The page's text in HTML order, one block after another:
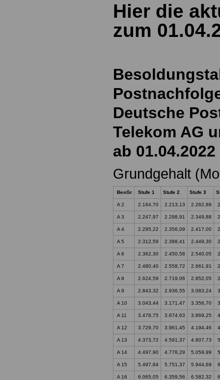
Hier die
zum
Deutsche
Telekom AG
ab 01.04.2022
Grundgehalt
BesGr Stufe 1 Stufe 2 Stufe 3
A 2 2.164,70 2.213,13 2.262,88
A 3 2.247,97 2.298,91 2.349,88
A 4 2.295,22 2.356,09 2.417,00
A 5 2.312,59 2.388,41 2.449,30
A 6 2.362,30 2.450,58 2.540,05
A 7 2.480,40 2.558,72 2.661,91
A 8 2.624,59 2.719,06 2.852,05
A 9 2.843,32 2.936,55 3.083,24
A 10 3.043,44 3.171,47 3.356,70
A 11 3.478,75 3.674,63 3.869,25
A 12 3.729,70 3.961,45 4.194,46
A 13 4.373,72 4.591,37 4.807,73
A 14 4.497,90 4.778,29 5.059,99
A 15 5.497,84 5.751,37 5.944,69
A 16 6.065,05 6.359,56 6.582,32